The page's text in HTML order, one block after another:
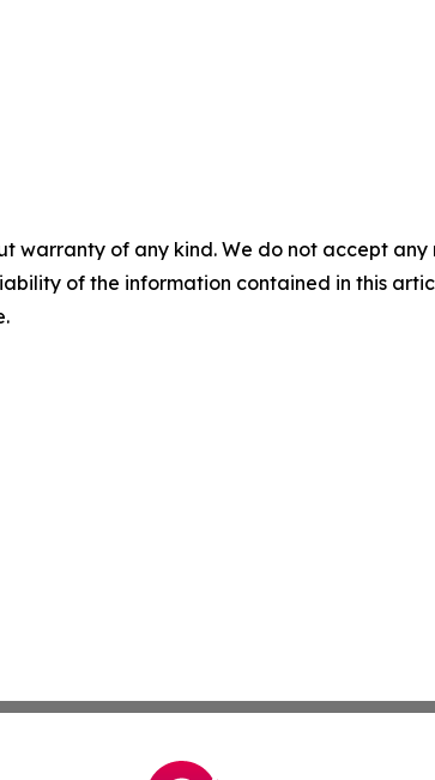
warranty of any kind. We do not accept
of the information contained in this